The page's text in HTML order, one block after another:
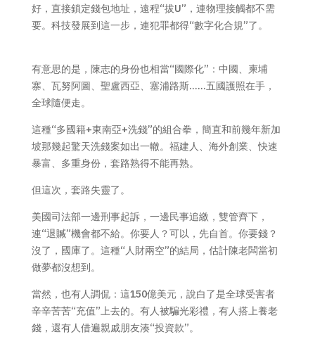
好，直接鎖定錢包地址，遠程“拔U”，連物理接觸都不需
要。科技發展到這一步，連犯罪都得“數字化合規”了。
有意思的是，陳志的身份也相當“國際化”：中國、柬埔
寨、瓦努阿圖、聖盧西亞、塞浦路斯……五國護照在手，
全球隨便走。
這種“多國籍+東南亞+洗錢”的組合拳，簡直和前幾年新加
坡那幾起驚天洗錢案如出一轍。福建人、海外創業、快速
暴富、多重身份，套路熟得不能再熟。
但這次，套路失靈了。
美國司法部一邊刑事起訴，一邊民事追繳，雙管齊下，
連“退贓”機會都不給。你要人？可以，先自首。你要錢？
沒了，國庫了。這種“人財兩空”的結局，估計陳老闆當初
做夢都沒想到。
當然，也有人調侃：這150億美元，說白了是全球受害者
辛辛苦苦“充值”上去的。有人被騙光彩禮，有人搭上養老
錢，還有人借遍親戚朋友湊“投資款”。